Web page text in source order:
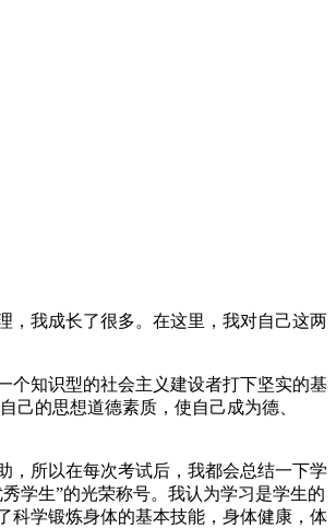
我成长了很多。在这里，我对自己这两
知识型的社会主义建设者打下坚实的基
己的思想道德素质，使自己成为德、
所以在每次考试后，我都会总结一下学
学生”的光荣称号。我认为学习是学生的
科学锻炼身体的基本技能，身体健康，体